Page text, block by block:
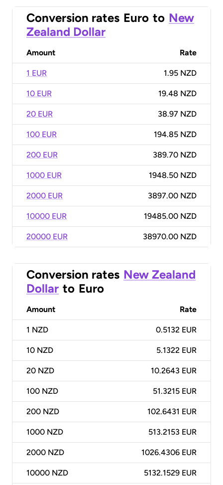
Conversion rates Euro to New
Zealand Dollar
Amount Rate
1 EUR 1.95 NZD
10 EUR 19.48 NZD
20 EUR 38.97 NZD
100 EUR 194.85 NZD
200 EUR 389.70 NZD
1000 EUR 1948.50 NZD
2000 EUR 3897.00 NZD
10000 EUR 19485.00 NZD
20000 EUR 38970.00 NZD
Conversion rates New Zealand
Dollar to Euro
Amount Rate
1 NZD 0.5132 EUR
10 NZD 5.1322 EUR
20 NZD 10.2643 EUR
100 NZD 51.3215 EUR
200 NZD 102.6431 EUR
1000 NZD 513.2153 EUR
2000 NZD 1026.4306 EUR
10000 NZD 5132.1529 EUR